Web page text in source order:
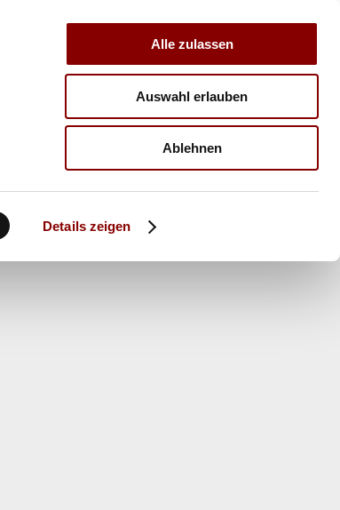
Details zeigen
Alle zulassen
Auswahl erlauben
Ablehnen
VERBAND TRAINER